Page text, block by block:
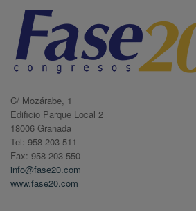
C/ Mozárabe, 1
Edificio Parque Local 2
18006 Granada
Tel: 958 203 511
Fax: 958 203 550
info@fase20.com
www.fase20.com